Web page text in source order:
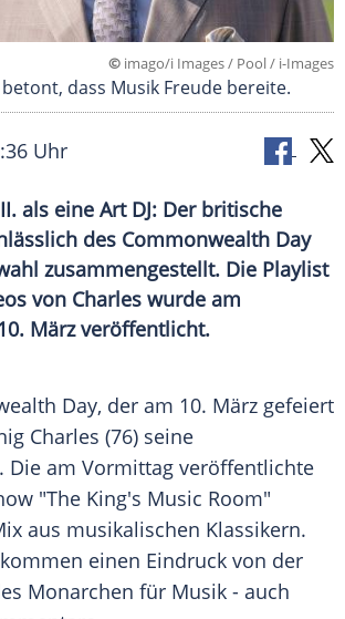
© imago/i Images / Pool / i-Images
betont, dass Musik Freude bereite.
Uhr
als eine Art DJ: Der britische
des Commonwealth Day
zusammengestellt. Die Playlist
von Charles wurde am
März veröffentlicht.
Day, der am 10. März gefeiert
Charles (76) seine
Die am Vormittag veröffentlichte
"The King's Music Room"
aus musikalischen Klassikern.
einen Eindruck von der
Monarchen für Musik - auch